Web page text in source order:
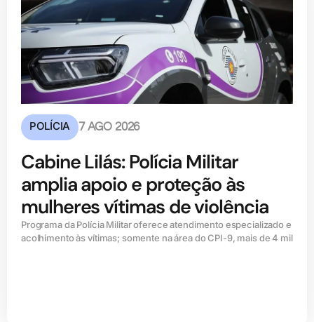
POLÍCIA 7 AGO 2026
Cabine Lilás: Polícia Militar
amplia apoio e proteção às
mulheres vítimas de violência
Programa da Polícia Militar oferece atendimento especializado e
acolhimento às vítimas; somente na área do CPI-9, mais de 4 mil